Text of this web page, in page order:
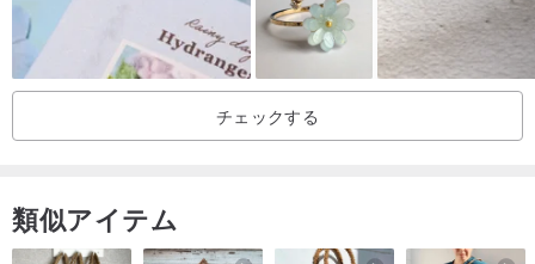
18 56.55
シルバー925｜ストリームラインリング｜視線｜シンプル
り、見つめることによって生み出される知恵が物語を包み込み、自
然に流れていきます。
チェックする
類似アイテム